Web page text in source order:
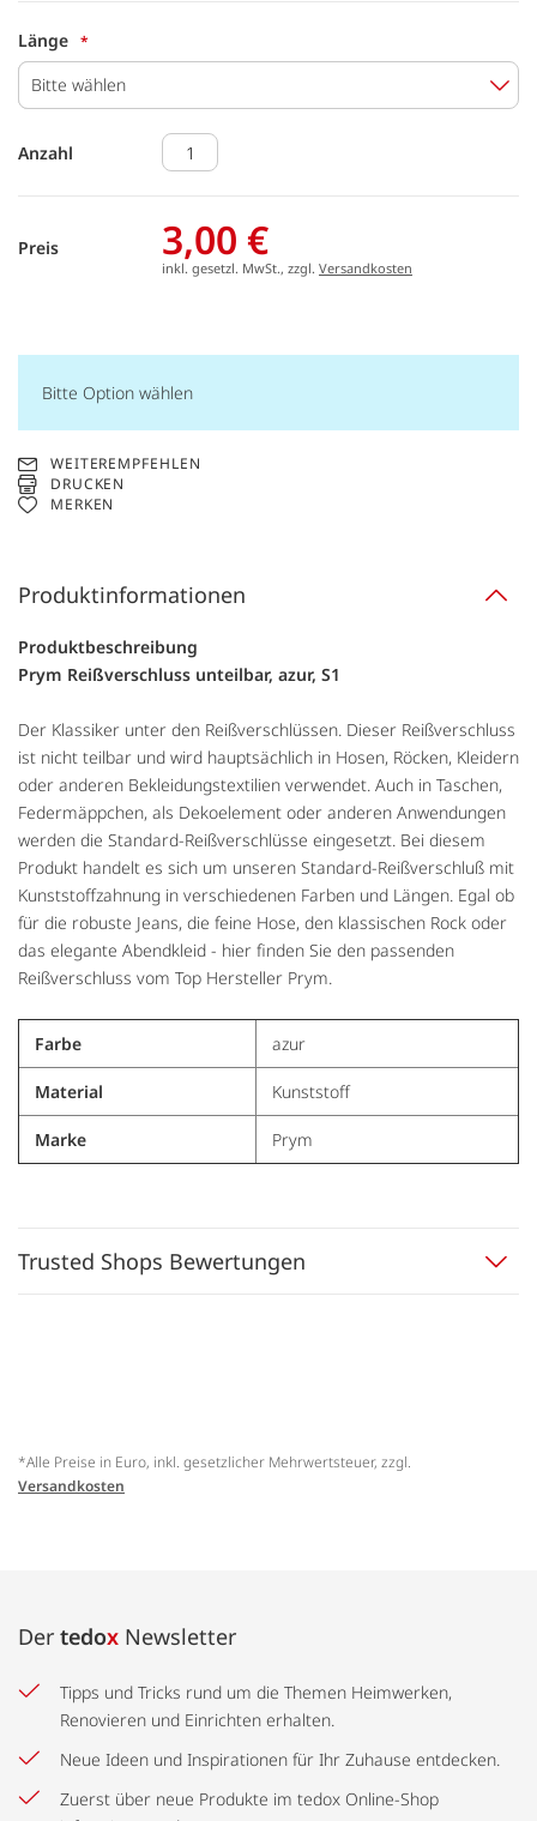
Länge
Bitte wählen
Anzahl
Preis 3,00 €
inkl. gesetzl. MwSt., zzgl. Versandkosten
Bitte Option wählen
WEITEREMPFEHLEN
DRUCKEN
MERKEN
Produktinformationen
Produktbeschreibung
Prym Reißverschluss unteilbar, azur, S1
Der Klassiker unter den Reißverschlüssen. Dieser Reißverschluss
ist nicht teilbar und wird hauptsächlich in Hosen, Röcken, Kleidern
oder anderen Bekleidungstextilien verwendet. Auch in Taschen,
Federmäppchen, als Dekoelement oder anderen Anwendungen
werden die Standard-Reißverschlüsse eingesetzt. Bei diesem
Produkt handelt es sich um unseren Standard-Reißverschluß mit
Kunststoffzahnung in verschiedenen Farben und Längen. Egal ob
für die robuste Jeans, die feine Hose, den klassischen Rock oder
das elegante Abendkleid - hier finden Sie den passenden
Reißverschluss vom Top Hersteller Prym.
Farbe azur
Material Kunststoff
Marke Prym
Trusted Shops Bewertungen
*Alle Preise in Euro, inkl. gesetzlicher Mehrwertsteuer, zzgl.
Versandkosten
Der tedox Newsletter
Tipps und Tricks rund um die Themen Heimwerken,
Renovieren und Einrichten erhalten.
Neue Ideen und Inspirationen für Ihr Zuhause entdecken.
Zuerst über neue Produkte im tedox Online-Shop